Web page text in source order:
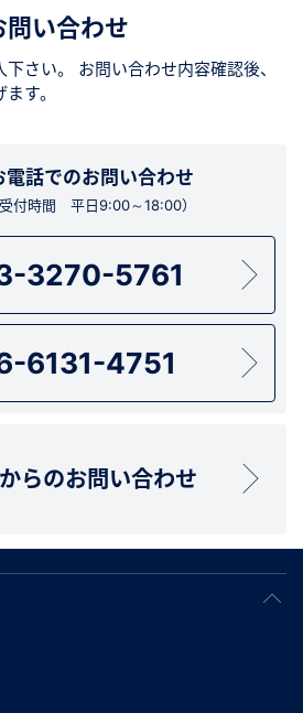
問い合わせ
さい。
お問い合わせ内容確認後、
す。
電話でのお問い合わせ
受付時間 平日9:00～18:00）
3270-5761
6131-4751
らのお問い合わせ